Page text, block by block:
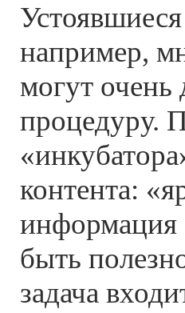
например,
могут очень
процедуру.
контента:
информация
быть
задача